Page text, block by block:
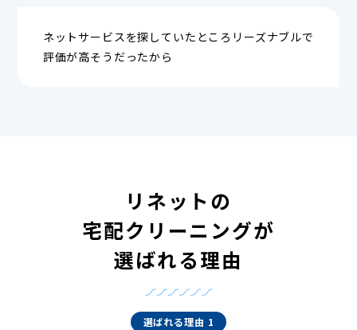
ネットサービスを探していたところリーズナブルで
評価が高そうだったから
リネットの
宅配クリーニングが
選ばれる理由
選ばれる理由 1